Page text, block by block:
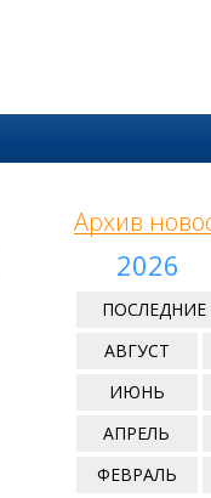
Архив
2026
АВГУСТ
ИЮНЬ
АПРЕЛЬ
ФЕВРАЛЬ